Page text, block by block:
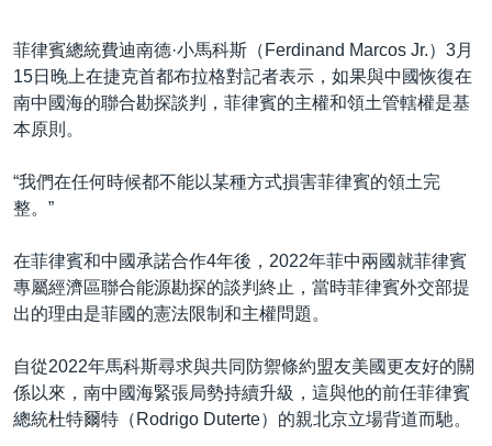
VOA 60秒 (國際)
美國專訊
視頻存檔
YOUTUBE頻道
時事經緯
新聞音頻
海外港人
港人港心
美國透視
建國史話
廣播節目表
國語
關注我們
菲律賓總統費迪南德·小馬科斯（Ferdinand Marcos Jr.）3月
15日晚上在捷克首都布拉格對記者表示，如果與中國恢復在
南中國海的聯合勘探談判，菲律賓的主權和領土管轄權是基
本原則。
“我們在任何時候都不能以某種方式損害菲律賓的領土完
整。”
在菲律賓和中國承諾合作4年後，2022年菲中兩國就菲律賓
專屬經濟區聯合能源勘探的談判終止，當時菲律賓外交部提
出的理由是菲國的憲法限制和主權問題。
自從2022年馬科斯尋求與共同防禦條約盟友美國更友好的關
係以來，南中國海緊張局勢持續升級，這與他的前任菲律賓
總統杜特爾特（Rodrigo Duterte）的親北京立場背道而馳。